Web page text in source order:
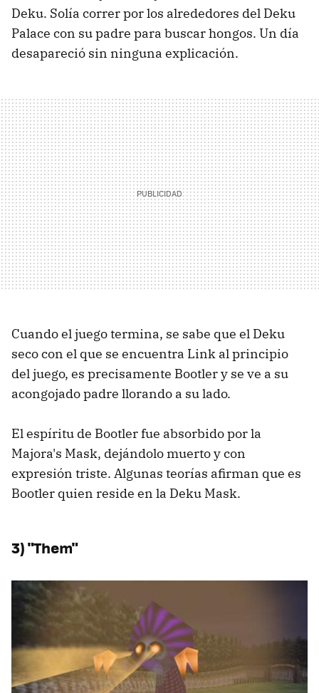
Deku. Solía correr por los alrededores del Deku
Palace con su padre para buscar hongos. Un día
desapareció sin ninguna explicación.
Cuando el juego termina, se sabe que el Deku
seco con el que se encuentra Link al principio
del juego, es precisamente Bootler y se ve a su
acongojado padre llorando a su lado.
El espíritu de Bootler fue absorbido por la
Majora's Mask, dejándolo muerto y con
expresión triste. Algunas teorías afirman que es
Bootler quien reside en la Deku Mask.
3) "Them"